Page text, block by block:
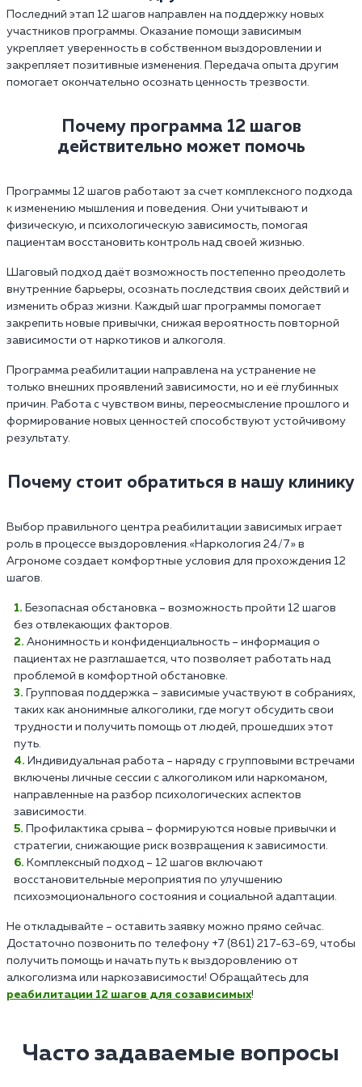
Последний этап 12 шагов направлен на поддержку новых
участников программы. Оказание помощи зависимым
укрепляет уверенность в собственном выздоровлении и
закрепляет позитивные изменения. Передача опыта другим
помогает окончательно осознать ценность трезвости.
Почему программа 12 шагов
действительно может помочь
Программы 12 шагов работают за счет комплексного подхода
к изменению мышления и поведения. Они учитывают и
физическую, и психологическую зависимость, помогая
пациентам восстановить контроль над своей жизнью.
Шаговый подход даёт возможность постепенно преодолеть
внутренние барьеры, осознать последствия своих действий и
изменить образ жизни. Каждый шаг программы помогает
закрепить новые привычки, снижая вероятность повторной
зависимости от наркотиков и алкоголя.
Программа реабилитации направлена на устранение не
только внешних проявлений зависимости, но и её глубинных
причин. Работа с чувством вины, переосмысление прошлого и
формирование новых ценностей способствуют устойчивому
результату.
Почему стоит обратиться в нашу клинику
Выбор правильного центра реабилитации зависимых играет
роль в процессе выздоровления.«Наркология 24/7» в
Агрономе создает комфортные условия для прохождения 12
шагов.
Безопасная обстановка – возможность пройти 12 шагов
без отвлекающих факторов.
Анонимность и конфиденциальность – информация о
пациентах не разглашается, что позволяет работать над
проблемой в комфортной обстановке.
Групповая поддержка – зависимые участвуют в собраниях,
таких как анонимные алкоголики, где могут обсудить свои
трудности и получить помощь от людей, прошедших этот
путь.
Индивидуальная работа – наряду с групповыми встречами
включены личные сессии с алкоголиком или наркоманом,
направленные на разбор психологических аспектов
зависимости.
Профилактика срыва – формируются новые привычки и
стратегии, снижающие риск возвращения к зависимости.
Комплексный подход – 12 шагов включают
восстановительные мероприятия по улучшению
психоэмоционального состояния и социальной адаптации.
Не откладывайте – оставить заявку можно прямо сейчас.
Достаточно позвонить по телефону +7 (861) 217-63-69, чтобы
получить помощь и начать путь к выздоровлению от
алкоголизма или наркозависимости! Обращайтесь для
реабилитации 12 шагов для созависимых!
Часто задаваемые вопросы